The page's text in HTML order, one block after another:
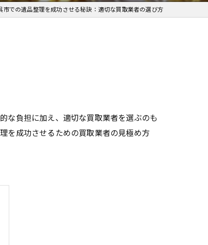
市での遺品整理を成功させる秘訣：適切な買取業者の選び方
な負担に加え、適切な買取業者を選ぶのも
を成功させるための買取業者の見極め方